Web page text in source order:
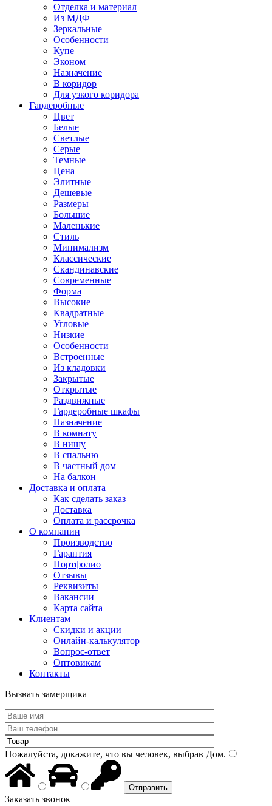
Отделка и материал
Из МДФ
Зеркальные
Особенности
Купе
Эконом
Назначение
В коридор
Для узкого коридора
Гардеробные
Цвет
Белые
Светлые
Серые
Темные
Цена
Элитные
Дешевые
Размеры
Большие
Маленькие
Стиль
Минимализм
Классические
Скандинавские
Современные
Форма
Высокие
Квадратные
Угловые
Низкие
Особенности
Встроенные
Из кладовки
Закрытые
Открытые
Раздвижные
Гардеробные шкафы
Назначение
В комнату
В нишу
В спальню
В частный дом
На балкон
Доставка и оплата
Как сделать заказ
Доставка
Оплата и рассрочка
О компании
Производство
Гарантия
Портфолио
Отзывы
Реквизиты
Вакансии
Карта сайта
Клиентам
Скидки и акции
Онлайн-калькулятор
Вопрос-ответ
Оптовикам
Контакты
Вызвать замерщика
Пожалуйста, докажите, что вы человек, выбрав Дом.
Заказать звонок